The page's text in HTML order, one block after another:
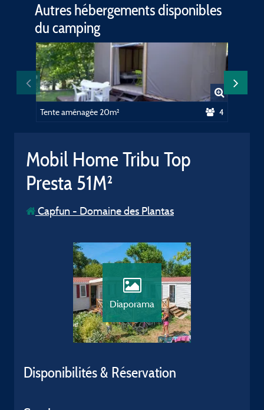
Autres hébergements disponibles
du camping
Tente aménagée 20m² 4
Mobil Home Tribu Top
Presta 51M²
Capfun - Domaine des Plantas
Diaporama
Disponibilités & Réservation